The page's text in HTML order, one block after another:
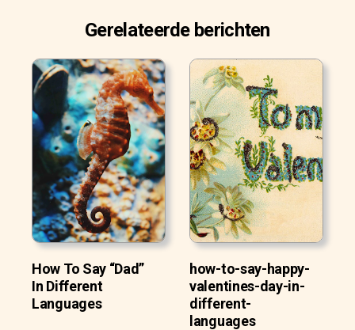
Gerelateerde berichten
How To Say “Dad”
In Different
Languages
how-to-say-happy-
valentines-day-in-
different-
languages